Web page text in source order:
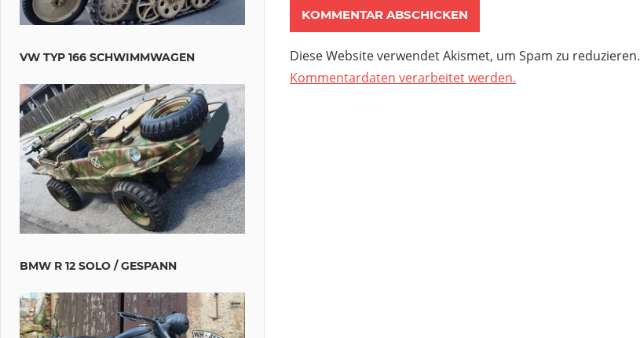
Diese Website verwendet Akismet, um Spam zu reduzieren.
Kommentardaten verarbeitet werden.
VW TYP 166 SCHWIMMWAGEN
BMW R 12 SOLO / GESPANN